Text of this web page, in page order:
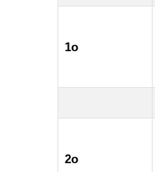
1ο
2ο